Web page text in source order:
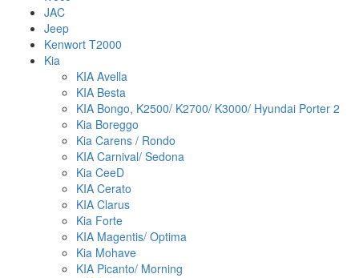
JAC
Jeep
Kenwort T2000
Kia
KIA Avella
KIA Besta
KIA Bongo, K2500/ K2700/ K3000/ Hyundai Porter 2
Kia Boreggo
Kia Carens / Rondo
KIA Carnival/ Sedona
Kia CeeD
KIA Cerato
KIA Clarus
Kia Forte
KIA Magentis/ Optima
Kia Mohave
KIA Picanto/ Morning